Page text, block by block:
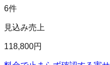
6件
見込み売上
118,800円